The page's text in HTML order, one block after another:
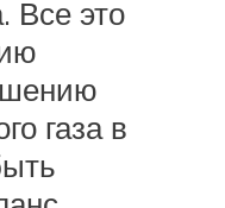
Все это
газа в